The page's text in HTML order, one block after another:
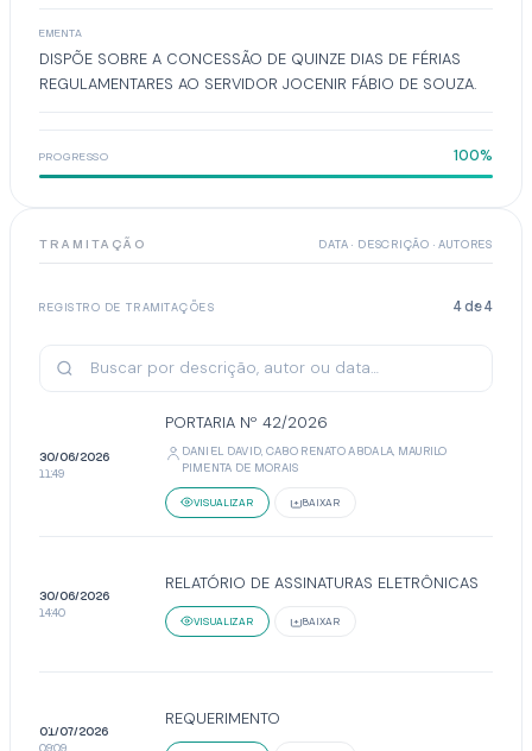
EMENTA
DISPÕE SOBRE A CONCESSÃO DE QUINZE DIAS DE FÉRIAS
REGULAMENTARES AO SERVIDOR JOCENIR FÁBIO DE SOUZA.
PROGRESSO 100%
TRAMITAÇÃO DATA · DESCRIÇÃO · AUTORES
REGISTRO DE TRAMITAÇÕES 4de4
30/06/2026
11:49
PORTARIA Nº 42/2026
DANIEL DAVID, CABO RENATO ABDALA, MAURILO
PIMENTA DE MORAIS
VISUALIZAR BAIXAR
30/06/2026
14:40
RELATÓRIO DE ASSINATURAS ELETRÔNICAS
VISUALIZAR BAIXAR
01/07/2026
REQUERIMENTO